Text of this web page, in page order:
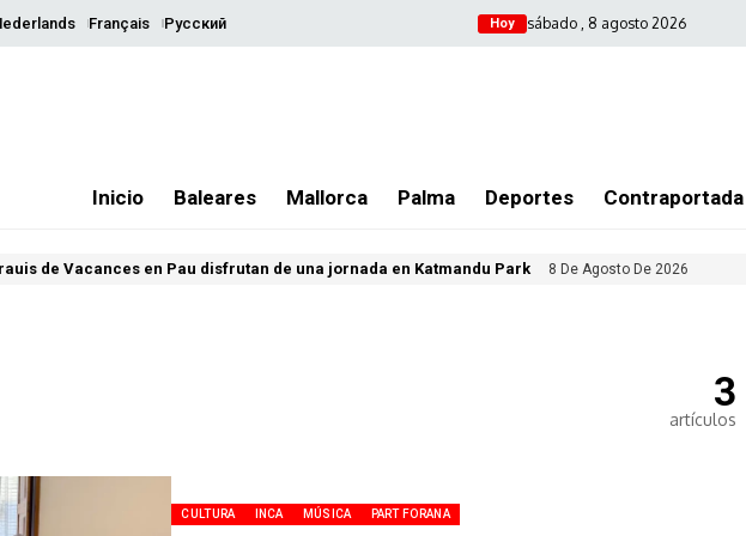
Français Русский Hoy sábado , 8 agosto 2026
Inicio Baleares Mallorca Palma Deportes Contraportada
de Vacances en Pau disfrutan de una jornada en Katmandu Park 8 De Agosto De 2026
3
artículos
CULTURA INCA MÚSICA PART FORANA